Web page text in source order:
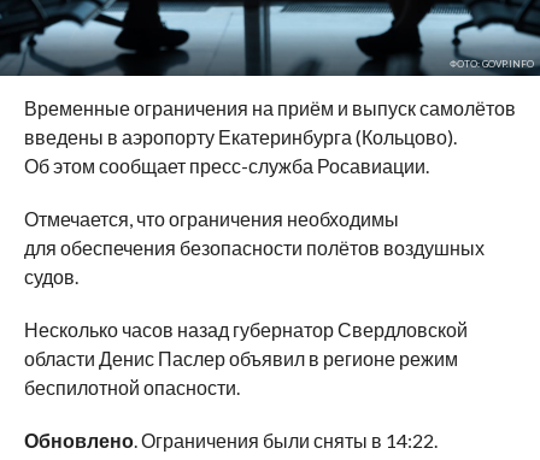
ФОТО: GOVP.INFO
Временные ограничения на приём и выпуск самолётов
введены в аэропорту Екатеринбурга (Кольцово).
Об этом сообщает пресс-служба Росавиации.
Отмечается, что ограничения необходимы
для обеспечения безопасности полётов воздушных
судов.
Несколько часов назад губернатор Свердловской
области Денис Паслер объявил в регионе режим
беспилотной опасности.
Обновлено. Ограничения были сняты в 14:22.